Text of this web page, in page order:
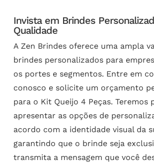
Invista em Brindes
Qualidade
A Zen Brindes oferece uma ampla
brindes personalizados para
os portes e segmentos. Entre em
conosco e solicite um orçamento
para o Kit Queijo 4 Peças. Teremos
apresentar as opções de
acordo com a identidade visual da
garantindo que o brinde seja
transmita a mensagem que você